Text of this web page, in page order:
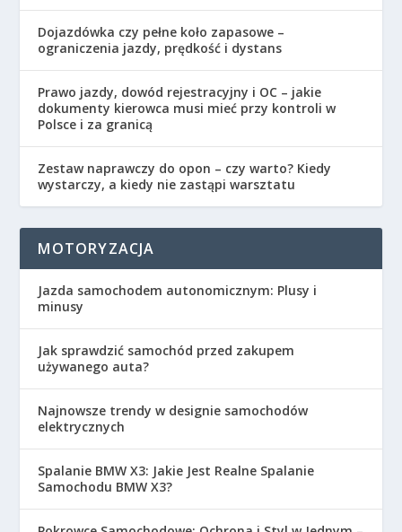
Dojazdówka czy pełne koło zapasowe –
ograniczenia jazdy, prędkość i dystans
Prawo jazdy, dowód rejestracyjny i OC – jakie
dokumenty kierowca musi mieć przy kontroli w
Polsce i za granicą
Zestaw naprawczy do opon – czy warto? Kiedy
wystarczy, a kiedy nie zastąpi warsztatu
MOTORYZACJA
Jazda samochodem autonomicznym: Plusy i
minusy
Jak sprawdzić samochód przed zakupem
używanego auta?
Najnowsze trendy w designie samochodów
elektrycznych
Spalanie BMW X3: Jakie Jest Realne Spalanie
Samochodu BMW X3?